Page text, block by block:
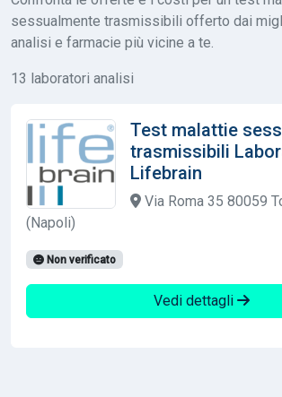
sessualmente trasmissibili offerto dai
analisi e farmacie più vicine a te.
13 laboratori analisi
Test malattie
trasmissibili
Lifebrain
Via Roma 35 80059
(Napoli)
Non verificato
Vedi dettagli